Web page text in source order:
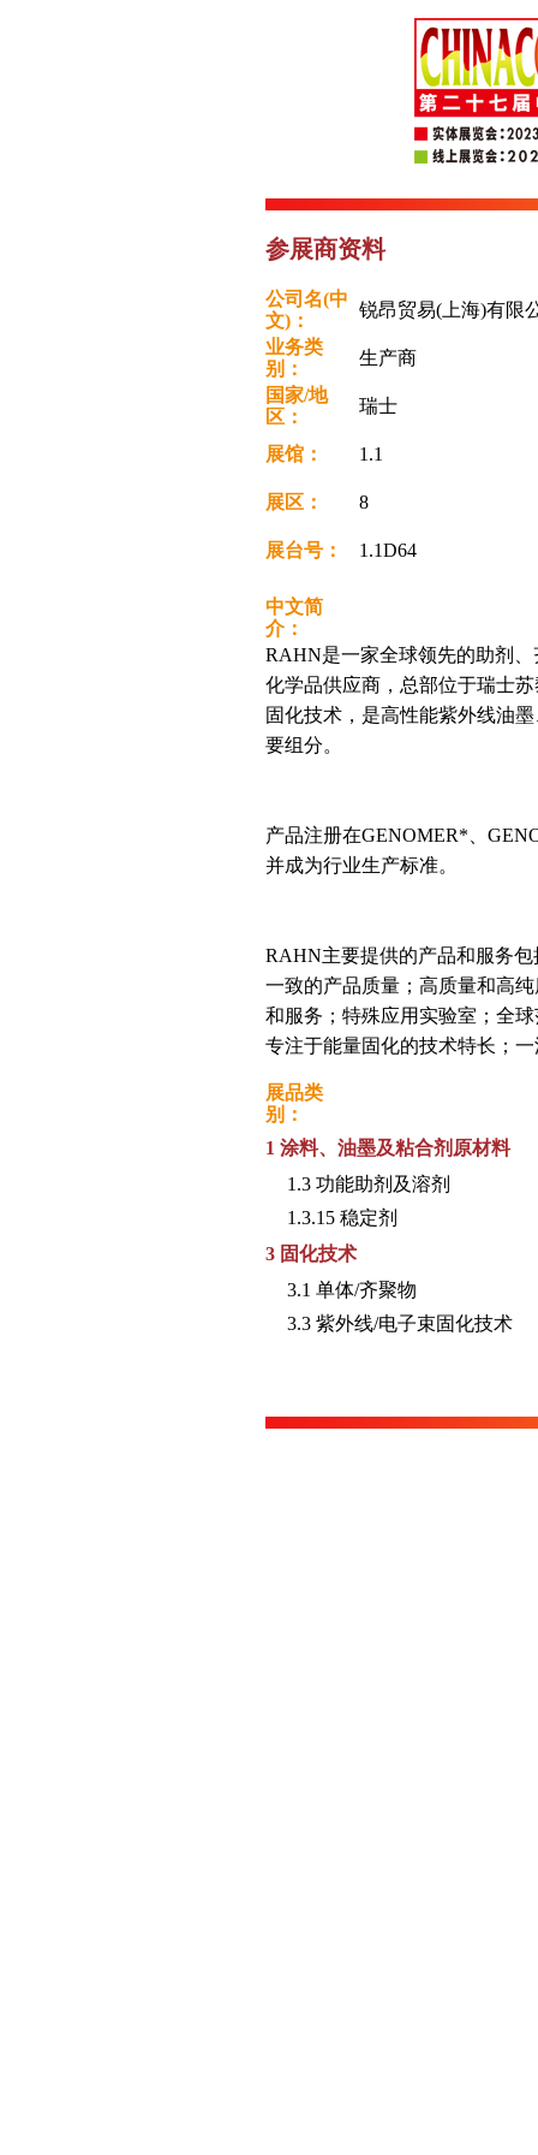
参展商资料
公司名(中
文)：
锐昂贸易(上海)有限
业务类
别：
生产商
国家/地
区：
瑞士
展馆： 1.1
展区： 8
展台号： 1.1D64
中文简
介：
RAHN是一家全球领先的助剂
化学品供应商，总部位于瑞士
固化技术，是高性能紫外线油
要组分。
产品注册在GENOMER*、
并成为行业生产标准。
RAHN主要提供的产品和服务
一致的产品质量；高质量和高
和服务；特殊应用实验室；全
专注于能量固化的技术特长；
展品类
别：
1 涂料、油墨及粘合剂原材料
1.3 功能助剂及溶剂
1.3.15 稳定剂
3 固化技术
3.1 单体/齐聚物
3.3 紫外线/电子束固化技术